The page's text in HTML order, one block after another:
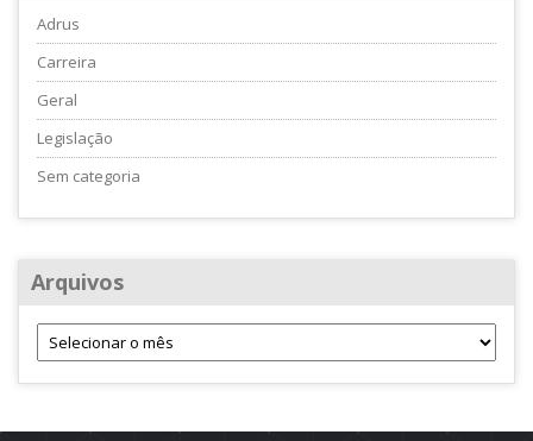
Adrus
Carreira
Geral
Legislação
Sem categoria
Arquivos